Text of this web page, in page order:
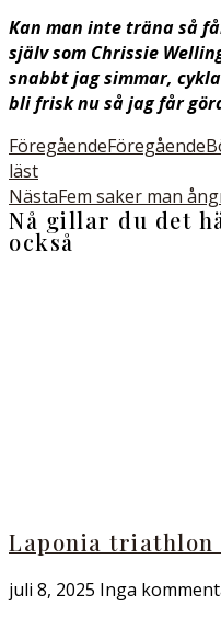
Kan man inte träna så
själv som Chrissie
snabbt jag simmar,
bli frisk nu så jag får
FöregåendeFöregående
läst
NästaFem saker man
Nå gillar du det
också
Laponia triathlon
juli 8, 2025 Inga